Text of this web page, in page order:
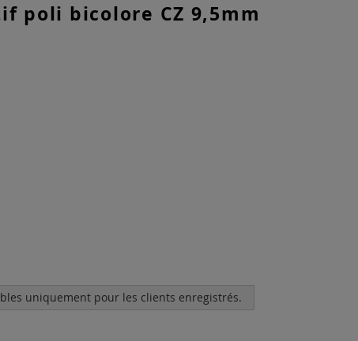
poli bicolore CZ 9,5mm
uniquement pour les clients enregistrés.